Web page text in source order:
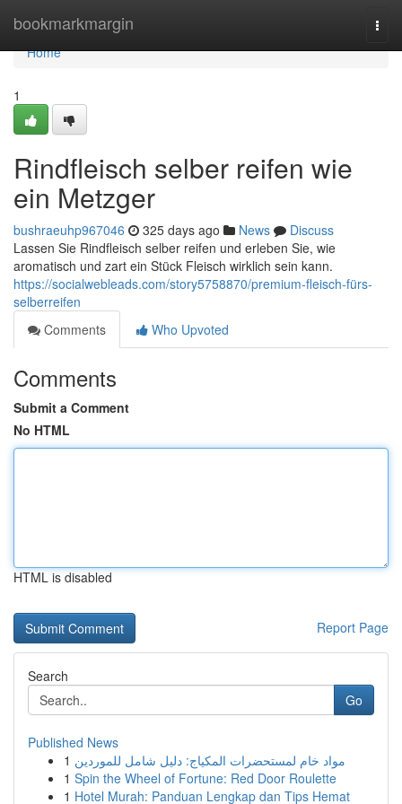
bookmarkmargin
Home
Home
1
Rindfleisch selber reifen wie
ein Metzger
bushraeuhp967046 325 days ago News
Discuss
Lassen Sie Rindfleisch selber reifen und erleben Sie, wie
aromatisch und zart ein Stück Fleisch wirklich sein kann.
https://socialwebleads.com/story5758870/premium-fleisch-fürs-
selberreifen
Comments
Who Upvoted
Comments
Submit a Comment
No HTML
HTML is disabled
Report Page
Search
Go
Published News
1 مواد خام لمستحضرات المكياج: دليل شامل للموردين
1 Spin the Wheel of Fortune: Red Door Roulette
1 Hotel Murah: Panduan Lengkap dan Tips Hemat